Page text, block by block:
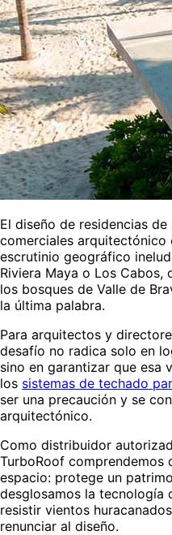
El diseño de residencias
comerciales arquitectónico
escrutinio geográfico
Riviera Maya o Los Cabos,
los bosques de Valle de
la última palabra.
Para arquitectos y
desafío no radica solo en
sino en garantizar que esa
los sistemas de techado
ser una precaución y se
arquitectónico.
Como distribuidor
TurboRoof comprendemos
espacio: protege un
desglosamos la tecnología
resistir vientos
renunciar al diseño.